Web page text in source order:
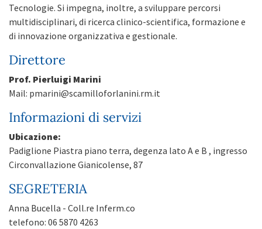
Tecnologie. Si impegna, inoltre, a sviluppare percorsi
multidisciplinari, di ricerca clinico-scientifica, formazione e
di innovazione organizzativa e gestionale.
Direttore
Prof. Pierluigi Marini
Mail: pmarini@scamilloforlanini.rm.it
Informazioni di servizi
Ubicazione:
Padiglione Piastra piano terra, degenza lato A e B , ingresso
Circonvallazione Gianicolense, 87
SEGRETERIA
Anna Bucella - Coll.re Inferm.co
telefono: 06 5870 4263